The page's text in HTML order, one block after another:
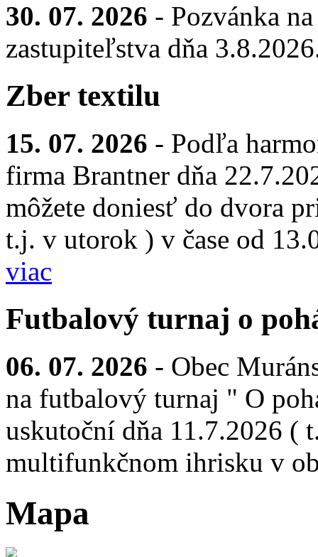
30. 07. 2026 - Pozvánka
zastupiteľstva dňa
Zber textilu
15. 07. 2026 - Podľa
firma Brantner dňa
môžete doniesť do dvora
t.j. v utorok ) v čase od
viac
Futbalový turnaj o
06. 07. 2026 - Obec
na futbalový turnaj " O
uskutoční dňa 11.7.2026 (
multifunkčnom ihrisku v
Mapa